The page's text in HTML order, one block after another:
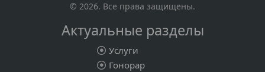
© 2026. Все права защищены.
Актуальные разделы
Услуги
Гонорар